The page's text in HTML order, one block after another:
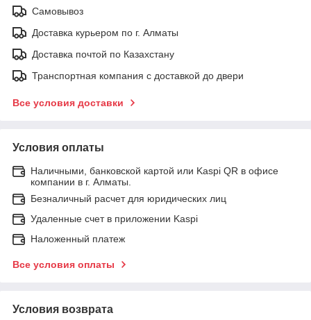
Самовывоз
Доставка курьером по г. Алматы
Доставка почтой по Казахстану
Транспортная компания с доставкой до двери
Все условия доставки
Условия оплаты
Наличными, банковской картой или Kaspi QR в офисе
компании в г. Алматы.
Безналичный расчет для юридических лиц
Удаленные счет в приложении Kaspi
Наложенный платеж
Все условия оплаты
Условия возврата